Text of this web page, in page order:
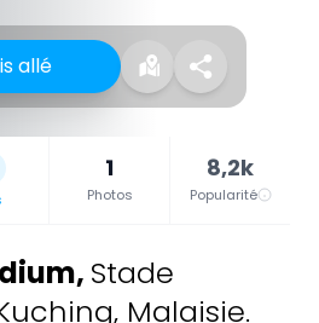
allé
1
Photos
8,2k
Popularité
, Stade
Malaisie.